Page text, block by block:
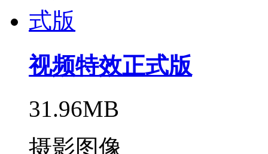
视频特效正式版
31.96MB
摄影图像